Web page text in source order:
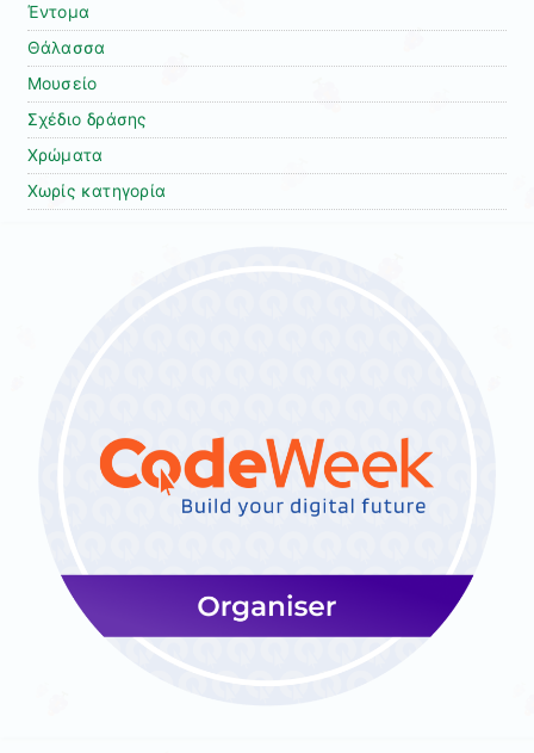
Έντομα
Θάλασσα
Μουσείο
Σχέδιο δράσης
Χρώματα
Χωρίς κατηγορία